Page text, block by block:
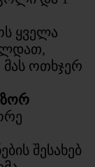
ყველა
მას ოთხჯერ
შესახებ